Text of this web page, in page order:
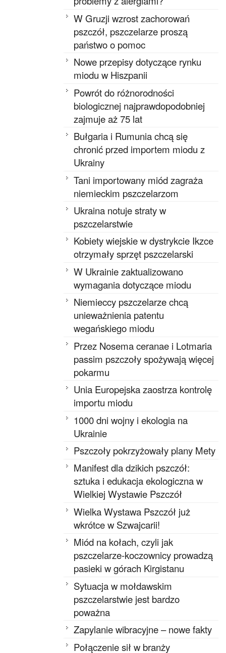
W Gruzji wzrost zachorowań
pszczół, pszczelarze proszą
państwo o pomoc
Nowe przepisy dotyczące rynku
miodu w Hiszpanii
Powrót do różnorodności
biologicznej najprawdopodobniej
zajmuje aż 75 lat
Bułgaria i Rumunia chcą się
chronić przed importem miodu z
Ukrainy
Tani importowany miód zagraża
niemieckim pszczelarzom
Ukraina notuje straty w
pszczelarstwie
Kobiety wiejskie w dystrykcie Ikzce
otrzymały sprzęt pszczelarski
W Ukrainie zaktualizowano
wymagania dotyczące miodu
Niemieccy pszczelarze chcą
unieważnienia patentu
wegańskiego miodu
Przez Nosema ceranae i Lotmaria
passim pszczoły spożywają więcej
pokarmu
Unia Europejska zaostrza kontrolę
importu miodu
1000 dni wojny i ekologia na
Ukrainie
Pszczoły pokrzyżowały plany Mety
Manifest dla dzikich pszczół:
sztuka i edukacja ekologiczna w
Wielkiej Wystawie Pszczół
Wielka Wystawa Pszczół już
wkrótce w Szwajcarii!
Miód na kołach, czyli jak
pszczelarze-koczownicy prowadzą
pasieki w górach Kirgistanu
Sytuacja w mołdawskim
pszczelarstwie jest bardzo
poważna
Zapylanie wibracyjne – nowe fakty
Połączenie sił w branży